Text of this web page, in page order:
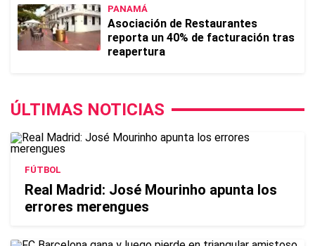
PANAMÁ
Asociación de Restaurantes
reporta un 40% de facturación tras
reapertura
ÚLTIMAS NOTICIAS
FÚTBOL
Real Madrid: José Mourinho apunta los
errores merengues